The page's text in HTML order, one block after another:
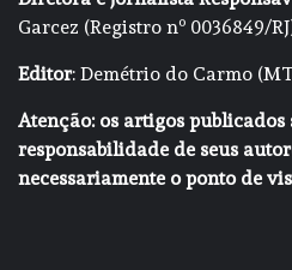
Garcez (Registro nº 0036849/
Editor: Demétrio do Carmo
Atenção: os artigos
responsabilidade de seus
necessariamente o ponto de